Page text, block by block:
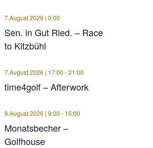
Sen. in Gut Ried. – Race
to Kitzbühl
7.August 2026 | 0:00
time4golf – Afterwork
7.August 2026 | 17:00 -21:00
Monatsbecher –
Golfhouse
9.August 2026 | 9:00 - 15:00